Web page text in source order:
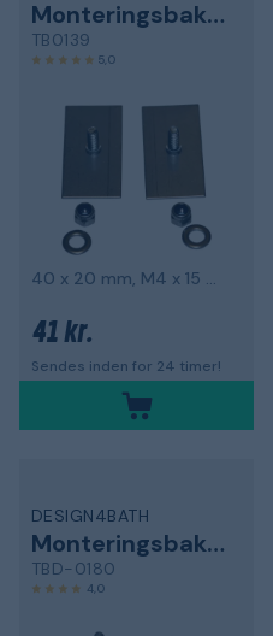
Monteringsbakke
TB0139
5,0
40 x 20 mm, M4 x 15 mm, pakke med 2
41 kr.
Sendes inden for 24 timer!
DESIGN4BATH
Monteringsbakke
TBD-0180
4,0